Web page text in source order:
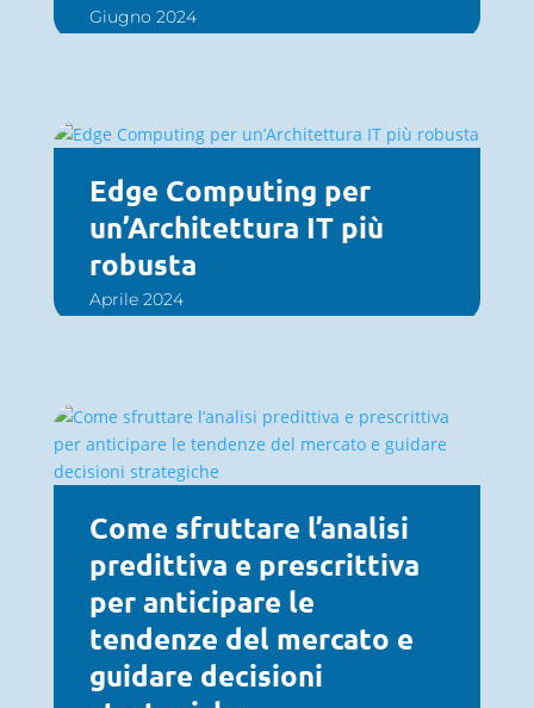
Giugno 2024
Edge Computing per
un’Architettura IT più
robusta
Aprile 2024
Come sfruttare l’analisi
predittiva e prescrittiva
per anticipare le
tendenze del mercato e
guidare decisioni